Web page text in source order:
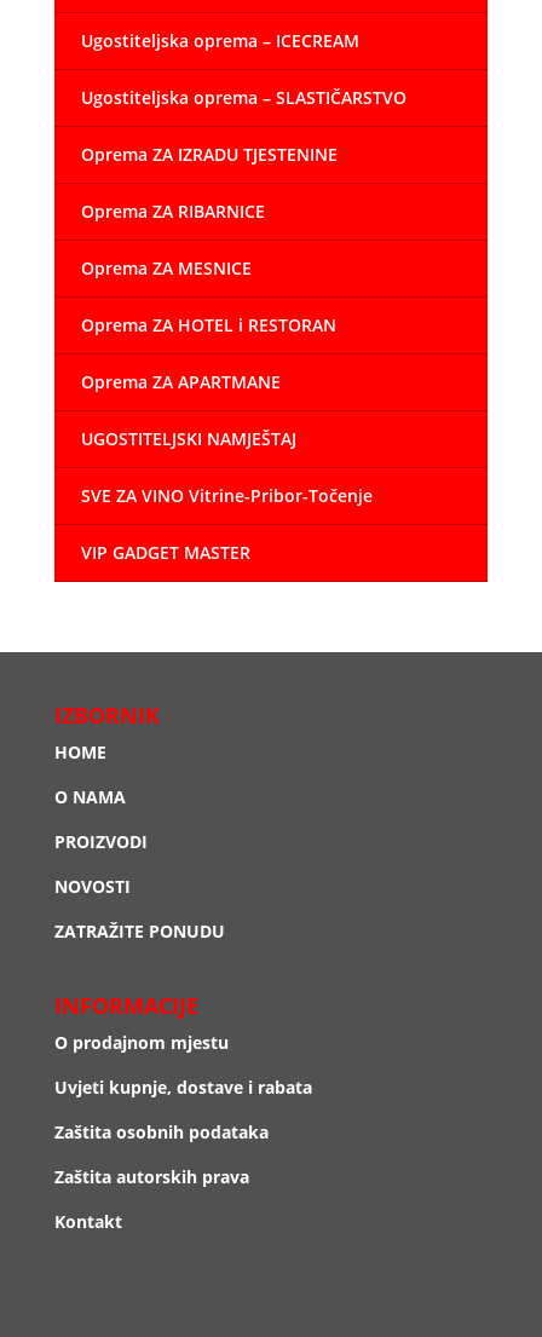
Ugostiteljska oprema – ICECREAM
Ugostiteljska oprema – SLASTIČARSTVO
Oprema ZA IZRADU TJESTENINE
Oprema ZA RIBARNICE
Oprema ZA MESNICE
Oprema ZA HOTEL i RESTORAN
Oprema ZA APARTMANE
UGOSTITELJSKI NAMJEŠTAJ
SVE ZA VINO Vitrine-Pribor-Točenje
VIP GADGET MASTER
IZBORNIK
HOME
O NAMA
PROIZVODI
NOVOSTI
ZATRAŽITE PONUDU
INFORMACIJE
O prodajnom mjestu
Uvjeti kupnje, dostave i rabata
Zaštita osobnih podataka
Zaštita autorskih prava
Kontakt